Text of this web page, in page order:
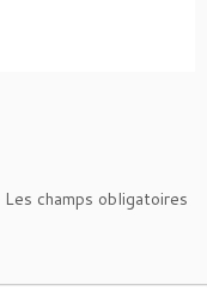
Les champs obligatoires